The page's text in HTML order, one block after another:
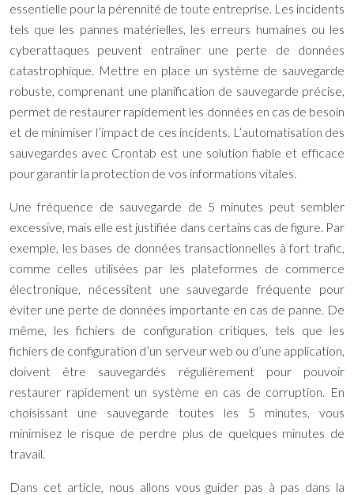
essentielle pour la pérennité de toute entreprise. Les incidents
tels que les pannes matérielles, les erreurs humaines ou les
cyberattaques peuvent entraîner une perte de données
catastrophique. Mettre en place un système de sauvegarde
robuste, comprenant une planification de sauvegarde précise,
permet de restaurer rapidement les données en cas de besoin
et de minimiser l’impact de ces incidents. L’automatisation des
sauvegardes avec Crontab est une solution fiable et efficace
pour garantir la protection de vos informations vitales.
Une fréquence de sauvegarde de 5 minutes peut sembler
excessive, mais elle est justifiée dans certains cas de figure. Par
exemple, les bases de données transactionnelles à fort trafic,
comme celles utilisées par les plateformes de commerce
électronique, nécessitent une sauvegarde fréquente pour
éviter une perte de données importante en cas de panne. De
même, les fichiers de configuration critiques, tels que les
fichiers de configuration d’un serveur web ou d’une application,
doivent être sauvegardés régulièrement pour pouvoir
restaurer rapidement un système en cas de corruption. En
choisissant une sauvegarde toutes les 5 minutes, vous
minimisez le risque de perdre plus de quelques minutes de
travail.
Dans cet article, nous allons vous guider pas à pas dans la